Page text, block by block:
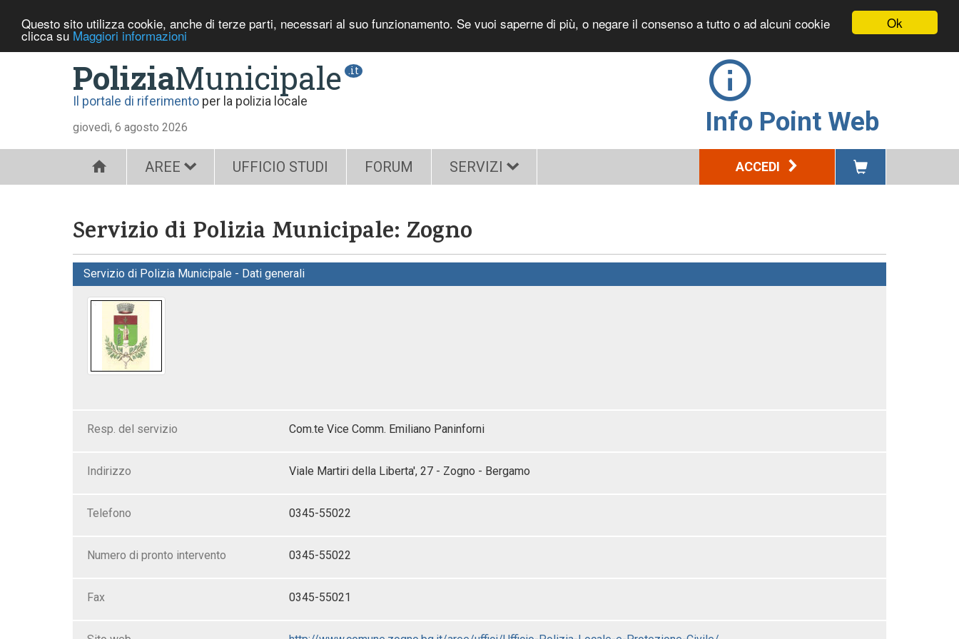
Ok
Questo sito utilizza cookie, anche di terze parti, necessari al suo funzionamento. Se vuoi saperne di più, o negare il consenso a tutto o ad alcuni cookie
clicca su Maggiori informazioni
PoliziaMunicipale .it
Il portale di riferimento per la polizia locale
giovedì, 6 agosto 2026 Info Point Web
AREE UFFICIO STUDI FORUM SERVIZI ACCEDI
Servizio di Polizia Municipale: Zogno
Servizio di Polizia Municipale - Dati generali
Resp. del servizio Com.te Vice Comm. Emiliano Paninforni
Indirizzo Viale Martiri della Liberta', 27 - Zogno - Bergamo
Telefono 0345-55022
Numero di pronto intervento 0345-55022
Fax 0345-55021